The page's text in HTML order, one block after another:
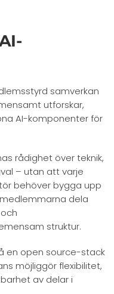
samverkan
utforskar,
AI-komponenter för
rådighet över teknik,
– utan att varje
behöver bygga upp
dela
struktur.
en open source-stack
möjliggör flexibilitet,
av delar i